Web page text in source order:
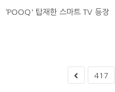
‘POOQ' 탑재한 스마트 TV 등장
417